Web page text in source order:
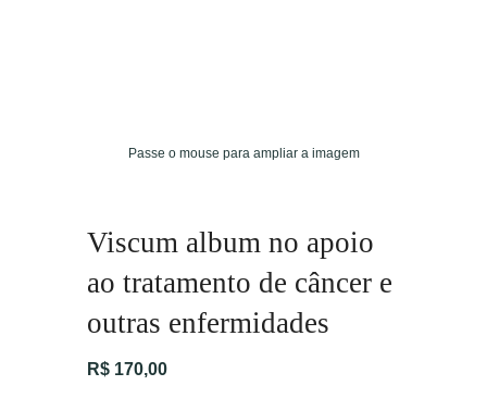
Passe o mouse para ampliar a imagem
Viscum album no apoio
ao tratamento de câncer e
outras enfermidades
R$ 170,00